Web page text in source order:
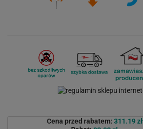
Cena przed rabatem: 311.19 zł